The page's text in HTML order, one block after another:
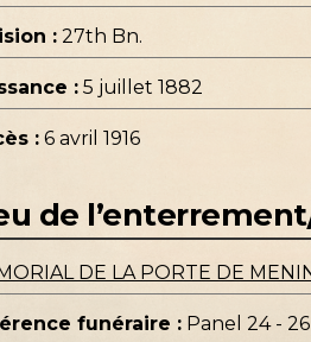
: 27th Bn.
: 5 juillet 1882
: 6 avril 1916
de
DE LA PORTE DE
funéraire : Panel 24 -